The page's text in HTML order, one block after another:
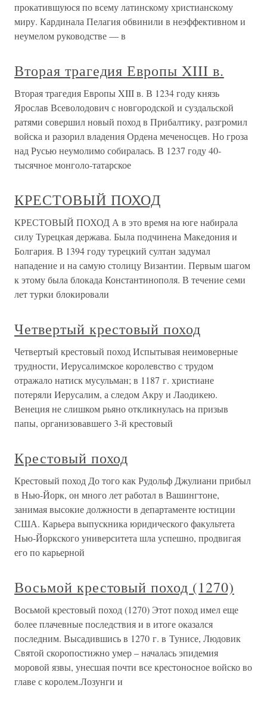
прокатившуюся по всему латинскому христианскому
миру. Кардинала Пелагия обвинили в неэффективном и
неумелом руководстве — в
Вторая трагедия Европы XIII в.
Вторая трагедия Европы XIII в. В 1234 году князь
Ярослав Всеволодович с новгородской и суздальской
ратями совершил новый поход в Прибалтику, разгромил
войска и разорил владения Ордена меченосцев. Но гроза
над Русью неумолимо собиралась. В 1237 году 40-
тысячное монголо-татарское
КРЕСТОВЫЙ ПОХОД
КРЕСТОВЫЙ ПОХОД А в это время на юге набирала
силу Турецкая держава. Была подчинена Македония и
Болгария. В 1394 году турецкий султан задумал
нападение и на самую столицу Византии. Первым шагом
к этому была блокада Константинополя. В течение семи
лет турки блокировали
Четвертый крестовый поход
Четвертый крестовый поход Испытывая неимоверные
трудности, Иерусалимское королевство с трудом
отражало натиск мусульман; в 1187 г. христиане
потеряли Иерусалим, а следом Акру и Лаодикею.
Венеция не слишком рьяно откликнулась на призыв
папы, организовавшего 3-й крестовый
Крестовый поход
Крестовый поход До того как Рудольф Джулиани прибыл
в Нью-Йорк, он много лет работал в Вашингтоне,
занимая высокие должности в департаменте юстиции
США. Карьера выпускника юридического факультета
Нью-Йоркского университета шла успешно, продвигая
его по карьерной
Восьмой крестовый поход (1270)
Восьмой крестовый поход (1270) Этот поход имел еще
более плачевные последствия и в итоге оказался
последним. Высадившись в 1270 г. в Тунисе, Людовик
Святой скоропостижно умер – началась эпидемия
моровой язвы, унесшая почти все крестоносное войско во
главе с королем.Лозунги и